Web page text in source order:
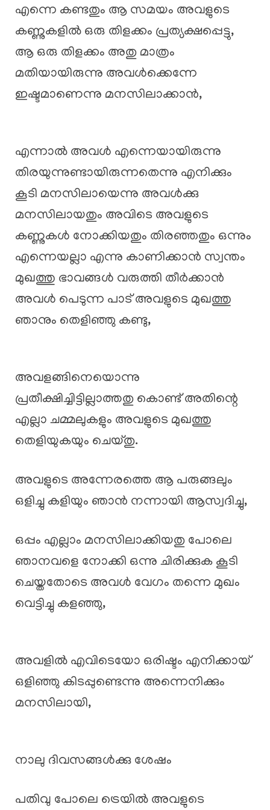
എന്നെ കണ്ടതും ആ സമയം അവളുടെ
കണ്ണുകളിൽ ഒരു തിളക്കം പ്രത്യക്ഷപ്പെട്ടു,
ആ ഒരു തിളക്കം അതു മാത്രം
മതിയായിരുന്നു അവൾക്കെന്നേ
ഇഷ്ടമാണെന്നു മനസിലാക്കാൻ,
എന്നാൽ അവൾ എന്നെയായിരുന്നു
തിരയുന്നുണ്ടായിരുന്നതെന്നു എനിക്കും
കൂടി മനസിലായെന്നു അവൾക്കു
മനസിലായതും അവിടെ അവളുടെ
കണ്ണുകൾ നോക്കിയതും തിരഞ്ഞതും ഒന്നും
എന്നെയല്ലാ എന്നു കാണിക്കാൻ സ്വന്തം
മുഖത്തു ഭാവങ്ങൾ വരുത്തി തീർക്കാൻ
അവൾ പെടുന്ന പാട് അവളുടെ മുഖത്തു
ഞാനും തെളിഞ്ഞു കണ്ടു,
അവളങ്ങിനെയൊന്നു
പ്രതീക്ഷിച്ചിട്ടില്ലാത്തതു കൊണ്ട് അതിന്റെ
എല്ലാ ചമ്മലുകളും അവളുടെ മുഖത്തു
തെളിയുകയും ചെയ്തു.
അവളുടെ അന്നേരത്തെ ആ പരുങ്ങലും
ഒളിച്ചു കളിയും ഞാൻ നന്നായി ആസ്വദിച്ചു,
ഒപ്പം എല്ലാം മനസിലാക്കിയതു പോലെ
ഞാനവളെ നോക്കി ഒന്നു ചിരിക്കുക കൂടി
ചെയ്തതോടെ അവൾ വേഗം തന്നെ മുഖം
വെട്ടിച്ചു കളഞ്ഞു,
അവളിൽ എവിടെയോ ഒരിഷ്ടം എനിക്കായ്
ഒളിഞ്ഞു കിടപ്പുണ്ടെന്നു അന്നെനിക്കും
മനസിലായി,
നാലു ദിവസങ്ങൾക്കു ശേഷം
പതിവു പോലെ ട്രെയിൽ അവളുടെ